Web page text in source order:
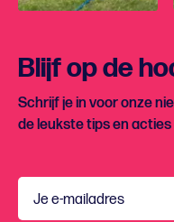
Blijf op de
Schrijf je in voor onze
de leukste tips en acties
Je e-mailadres